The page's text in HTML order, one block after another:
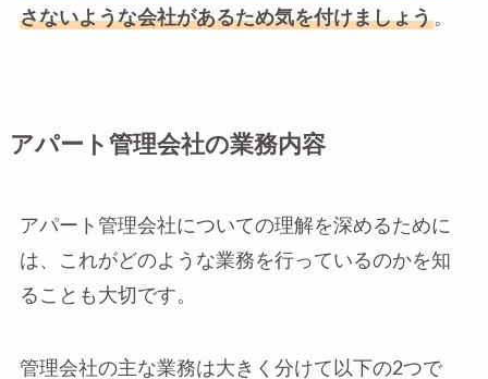
さないような会社があるため気を付けましょう。
アパート管理会社の業務内容
アパート管理会社についての理解を深めるために
は、これがどのような業務を行っているのかを知
ることも大切です。
管理会社の主な業務は大きく分けて以下の2つで